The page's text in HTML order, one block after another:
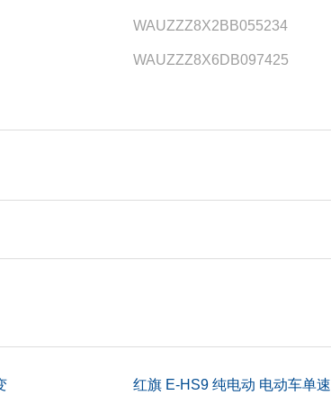
WAUZZZ8X2BB055234
WAUZZZ8X6DB097425
红旗 E-HS9 纯电动 电动车单速